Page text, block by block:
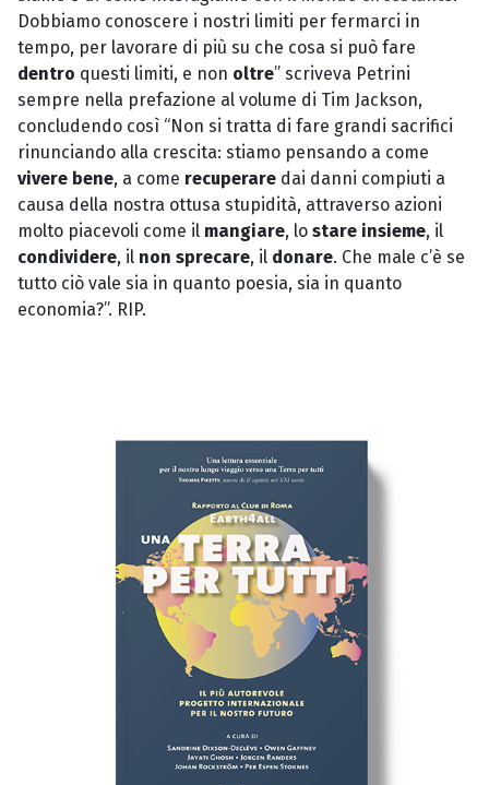
Dobbiamo conoscere i nostri limiti per fermarci in
tempo, per lavorare di più su che cosa si può fare
dentro questi limiti, e non oltre” scriveva Petrini
sempre nella prefazione al volume di Tim Jackson,
concludendo così “Non si tratta di fare grandi sacrifici
rinunciando alla crescita: stiamo pensando a come
vivere bene, a come recuperare dai danni compiuti a
causa della nostra ottusa stupidità, attraverso azioni
molto piacevoli come il mangiare, lo stare insieme, il
condividere, il non sprecare, il donare. Che male c’è se
tutto ciò vale sia in quanto poesia, sia in quanto
economia?”. RIP.